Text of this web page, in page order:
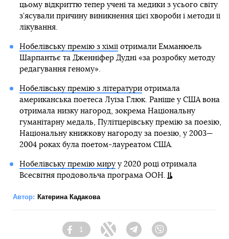
цьому відкриттю тепер учені та медики з усього світу
з’ясували причину виникнення цієї хвороби і методи її
лікування.
Нобелівську премію з хіміїотримали Емманюель
Шарпантьє та Дженніфер Дудні «за розробку методу
редагування геному».
Нобелівську премію з літературиотримала
американська поетеса Луїза Глюк. Раніше у США вона
отримала низку нагород, зокрема Національну
гуманітарну медаль, Пулітцерівську премію за поезію,
Національну книжкову нагороду за поезію, у 2003—
2004 роках була поетом-лауреатом США.
Нобелівську премію мируу 2020 році отримала
Всесвітня продовольча програма ООН.
Автор: Катерина Кадакова
Facebook
1
Twitter TelegramViber